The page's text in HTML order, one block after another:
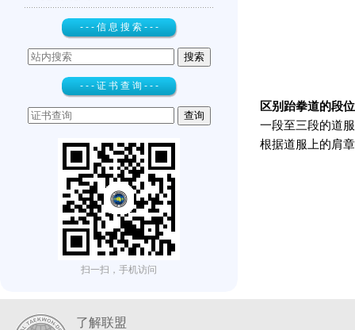
- - - 信 息 搜 索 - - -
- - - 证 书 查 询 - - -
区别跆拳道的段
一段至三段的道
根据道服上的肩
扫一扫，手机访问
了解联盟